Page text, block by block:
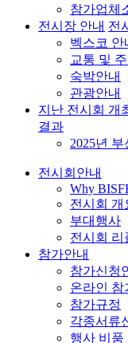
참가업체
전시장 안내 전
벡스코 안
교통 및
숙박안내
관광안내
지난 전시회 개
결과
2025년
전시회안내
Why
전시회 개
부대행사
전시회 리
참가안내
참가신청
온라인 참
참가규정
각종서류
행사 비품